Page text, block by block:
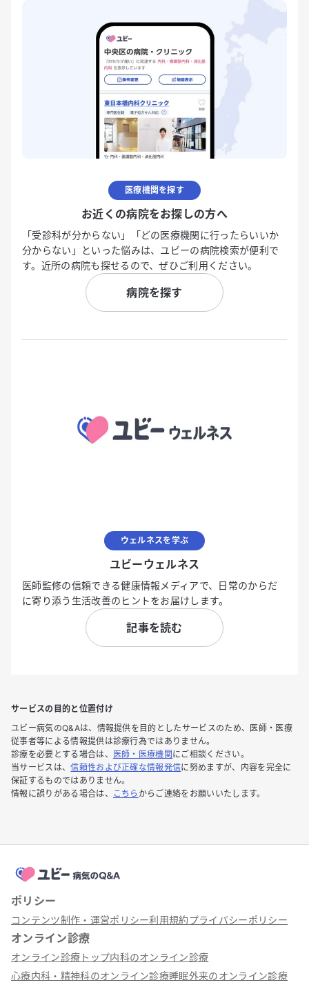
医療機関を探す
お近くの病院をお探しの方へ
「受診科が分からない」「どの医療機関に行ったらいいか
分からない」といった悩みは、ユビーの病院検索が便利で
す。近所の病院も探せるので、ぜひご利用ください。
病院を探す
ウェルネスを学ぶ
ユビーウェルネス
医師監修の信頼できる健康情報メディアで、日常のからだ
に寄り添う生活改善のヒントをお届けします。
記事を読む
サービスの目的と位置付け
ユビー病気のQ&Aは、情報提供を目的としたサービスのため、医師・医療
従事者等による情報提供は診療行為ではありません。
診療を必要とする場合は、
医師・医療機関 にご相談ください。
当サービスは、信頼性および正確な情報発信に努めますが、内容を完全に
保証するものではありません。
情報に誤りがある場合は、
こちら からご連絡をお願いいたします。
ポリシー
コンテンツ制作・運営ポリシー利用規約プライバシーポリシー
オンライン診療
オンライン診療トップ内科のオンライン診療
心療内科・精神科のオンライン診療睡眠外来のオンライン診療